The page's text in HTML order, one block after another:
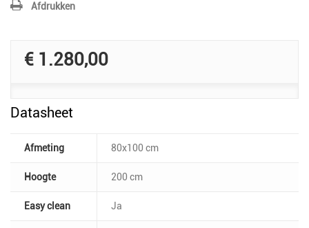
Afdrukken
€ 1.280,00
Datasheet
Afmeting 80x100 cm
Hoogte 200 cm
Easy clean Ja